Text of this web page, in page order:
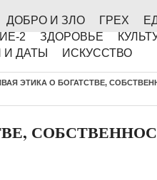
ДОБРО И ЗЛО ГРЕХ
2 ЗДОРОВЬЕ
ДАТЫ ИСКУССТВО
ЭТИКА О БОГАТСТВЕ,